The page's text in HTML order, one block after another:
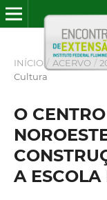
INÍCIO / ACERVO /
Cultura
O
A